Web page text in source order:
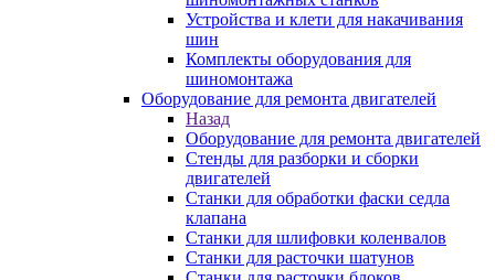
Устройства и клети для накачивания
шин
Комплекты оборудования для
шиномонтажа
Оборудование для ремонта двигателей
Назад
Оборудование для ремонта двигателей
Стенды для разборки и сборки
двигателей
Станки для обработки фаски седла
клапана
Станки для шлифовки коленвалов
Станки для расточки шатунов